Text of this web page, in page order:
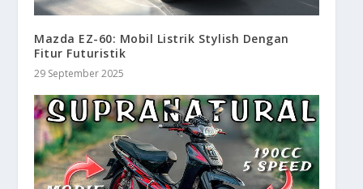
Mazda EZ-60: Mobil Listrik Stylish Dengan
Fitur Futuristik
29 September 2025